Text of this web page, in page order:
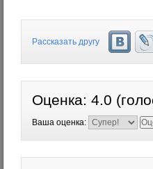
Рассказать другу
Оценка: 4.0
Ваша оценка: